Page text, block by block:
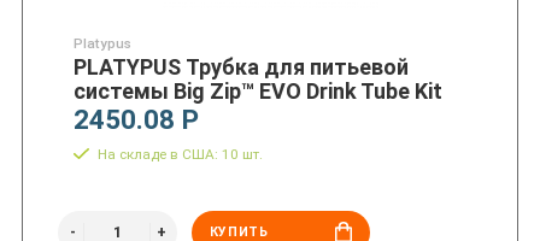
Platypus
PLATYPUS Трубка для питьевой
системы Big Zip™ EVO Drink Tube Kit
2450.08 Р
На складе в США: 10 шт.
КУПИТЬ